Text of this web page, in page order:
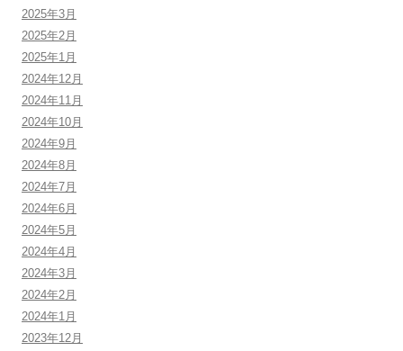
2025年3月
2025年2月
2025年1月
2024年12月
2024年11月
2024年10月
2024年9月
2024年8月
2024年7月
2024年6月
2024年5月
2024年4月
2024年3月
2024年2月
2024年1月
2023年12月